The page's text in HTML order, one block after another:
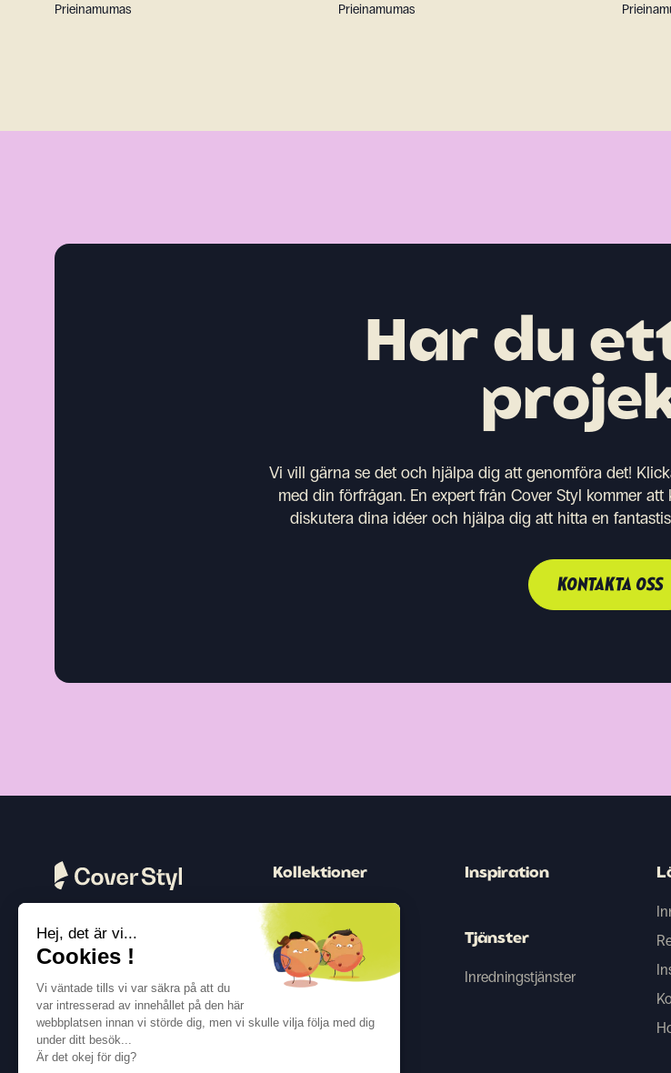
Prieinamumas Prieinamumas
Har du
Vi vill gärna se det och hjälpa dig att genomföra det!
med din förfrågan. En expert från Cover Styl kommer
diskutera dina idéer och hjälpa dig att hitta en
KONTAKTA OSS
Följ oss
Kollektioner
Trä
Peter
Färg
Metallisk
Inspiration
Tjänster
Inredningstjänster
Hej, det är vi...
Cookies !
Vi väntade tills vi var säkra på att du
var intresserad av innehållet på den här
webbplatsen innan vi störde dig, men vi skulle vilja följa med dig
under ditt besök...
Är det okej för dig?